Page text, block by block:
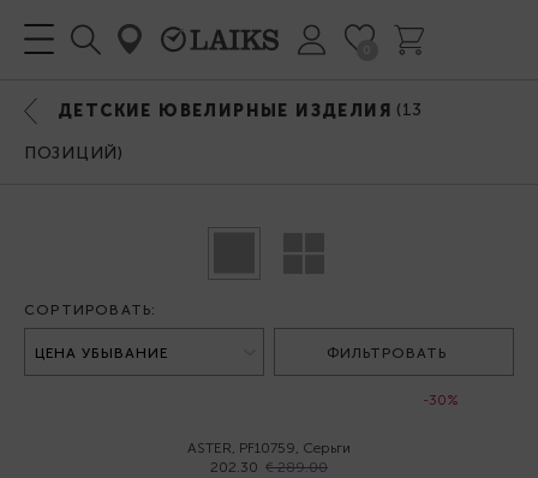
ДЕТСКИЕ ЮВЕЛИРНЫЕ ИЗДЕЛИЯ (13
ПОЗИЦИЙ)
СОРТИРОВАТЬ:
ФИЛЬТРОВАТЬ
-30%
ASTER, PF10759, Серьги
202.30 € 289.00